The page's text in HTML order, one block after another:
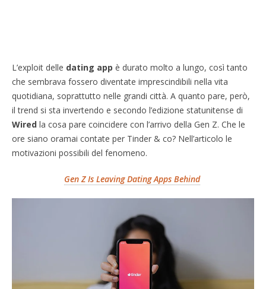
L’exploit delle dating app è durato molto a lungo, così tanto
che sembrava fossero diventate imprescindibili nella vita
quotidiana, soprattutto nelle grandi città. A quanto pare, però,
il trend si sta invertendo e secondo l’edizione statunitense di
Wired la cosa pare coincidere con l’arrivo della Gen Z. Che le
ore siano oramai contate per Tinder & co? Nell’articolo le
motivazioni possibili del fenomeno.
Gen Z Is Leaving Dating Apps Behind